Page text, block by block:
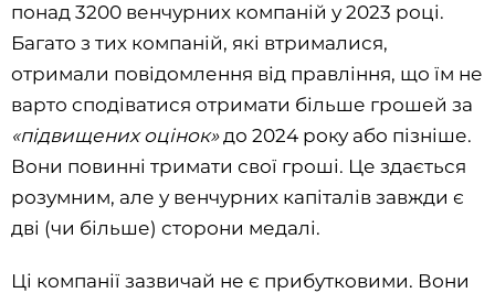
понад 3200 венчурних компаній у 2023 році.
Багато з тих компаній, які втрималися,
отримали повідомлення від правління, що їм не
варто сподіватися отримати більше грошей за
«підвищених оцінок»до 2024 року або пізніше.
Вони повинні тримати свої гроші. Це здається
розумним, але у венчурних капіталів завжди є
дві (чи більше) сторони медалі.
Ці компанії зазвичай не є прибутковими. Вони